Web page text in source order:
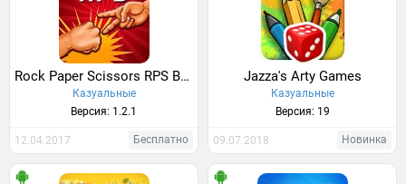
Rock Paper Scissors RPS Battle
Казуальные
Версия: 1.2.1
12.04.2017 Бесплатно
Jazza's Arty Games
Казуальные
Версия: 19
09.07.2018 Новинка